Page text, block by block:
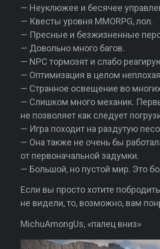
— Неуклюжее и бесячее
— Квесты уровня MMORPG, лол.
— Пресные и безжизненные
— Довольно много багов.
— NPC тормозят и слабо
— Оптимизация в целом
— Странное освещение во
— Слишком много механик.
не позволяет как следует
— Игра походит на раздутую
— Она также не очень бы
от первоначальной задумки.
— Большой, но пустой мир. Это
Если вы просто хотите
не видели, то, возможно, вам
MichuAmongUs, «палец вниз»